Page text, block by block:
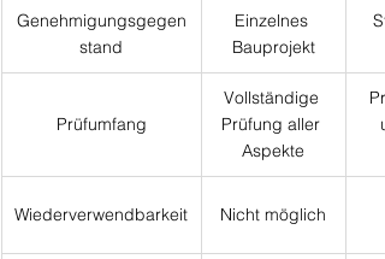
Genehmigungsgegen
stand
Einzelnes
Bauprojekt
Prüfumfang
Vollständige
Prüfung aller
Aspekte
Wiederverwendbarkeit Nicht möglich